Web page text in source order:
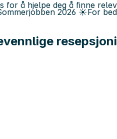
2026 ☀️For
for å hjelpe deg å finne